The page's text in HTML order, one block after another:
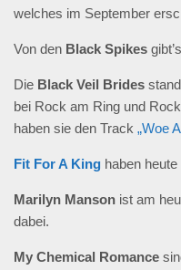
welches im September
Von den Black Spikes
Die Black Veil Brides
bei Rock am Ring und
haben sie den Track „Woe
Fit For A King haben heute
Marilyn Manson ist am
dabei.
My Chemical Romance